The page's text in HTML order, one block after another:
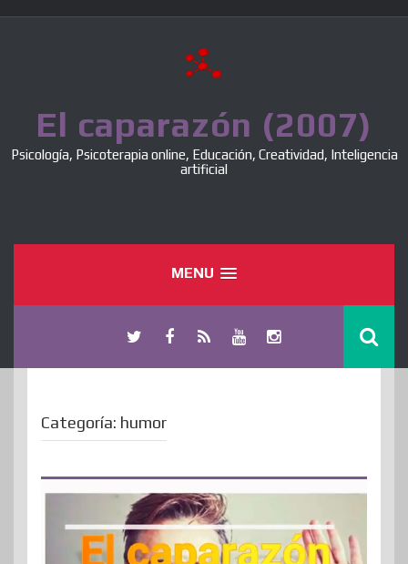
El caparazón (2007)
Psicología, Psicoterapia online, Educación, Creatividad, Inteligencia
artificial
MENU
Categoría: humor